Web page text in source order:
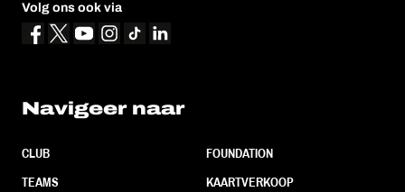
Volg ons ook via
Navigeer naar
CLUB
TEAMS
FOUNDATION
KAARTVERKOOP